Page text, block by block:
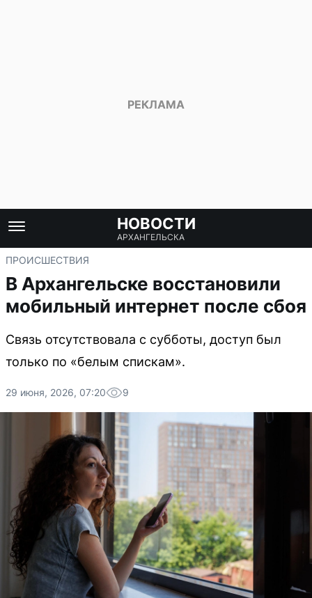
НОВОСТИ
АРХАНГЕЛЬСКА
ПРОИСШЕСТВИЯ
В Архангельске восстановили
мобильный интернет после сбоя
Связь отсутствовала с субботы, доступ был
только по «белым спискам».
29 июня, 2026, 07:20 9